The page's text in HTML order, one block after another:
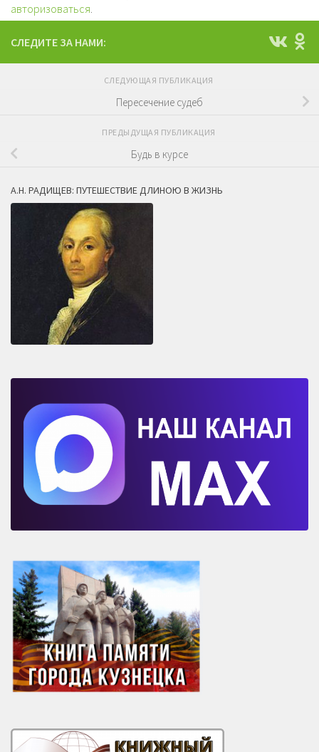
авторизоваться
СЛЕДИТЕ ЗА НАМИ:
СЛЕДУЮЩАЯ ПУБЛИКАЦИЯ
Пересечение судеб
ПРЕДЫДУЩАЯ ПУБЛИКАЦИЯ
Будь в курсе
А.Н. РАДИЩЕВ: ПУТЕШЕСТВИЕ ДЛИНОЮ В ЖИЗНЬ